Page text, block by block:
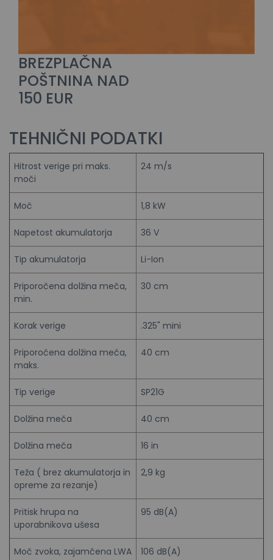
BREZPLAČNA
POŠTNINA NAD
150 EUR
TEHNIČNI PODATKI
Hitrost verige pri maks.
moči
24 m/s
Moč 1,8 kW
Napetost akumulatorja 36 V
Tip akumulatorja Li-Ion
Priporočena dolžina meča,
min.
30 cm
Korak verige .325" mini
Priporočena dolžina meča,
maks.
40 cm
Tip verige SP21G
Dolžina meča 40 cm
Dolžina meča 16 in
Teža ( brez akumulatorja in
opreme za rezanje)
2,9 kg
Pritisk hrupa na
uporabnikova ušesa
95 dB(A)
Moč zvoka, zajamčena LWA 106 dB(A)